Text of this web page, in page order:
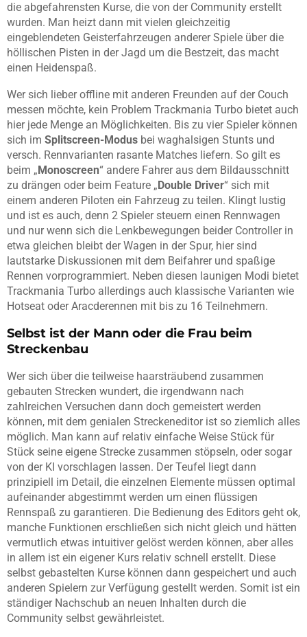
die abgefahrensten Kurse, die von der Community erstellt
wurden. Man heizt dann mit vielen gleichzeitig
eingeblendeten Geisterfahrzeugen anderer Spiele über die
höllischen Pisten in der Jagd um die Bestzeit, das macht
einen Heidenspaß.
Wer sich lieber offline mit anderen Freunden auf der Couch
messen möchte, kein Problem Trackmania Turbo bietet auch
hier jede Menge an Möglichkeiten. Bis zu vier Spieler können
sich im Splitscreen-Modus bei waghalsigen Stunts und
versch. Rennvarianten rasante Matches liefern. So gilt es
beim „ Monoscreen“ andere Fahrer aus dem Bildausschnitt
zu drängen oder beim Feature „ Double Driver“ sich mit
einem anderen Piloten ein Fahrzeug zu teilen. Klingt lustig
und ist es auch, denn 2 Spieler steuern einen Rennwagen
und nur wenn sich die Lenkbewegungen beider Controller in
etwa gleichen bleibt der Wagen in der Spur, hier sind
lautstarke Diskussionen mit dem Beifahrer und spaßige
Rennen vorprogrammiert. Neben diesen launigen Modi bietet
Trackmania Turbo allerdings auch klassische Varianten wie
Hotseat oder Aracderennen mit bis zu 16 Teilnehmern.
Selbst ist der Mann oder die Frau beim
Streckenbau
Wer sich über die teilweise haarsträubend zusammen
gebauten Strecken wundert, die irgendwann nach
zahlreichen Versuchen dann doch gemeistert werden
können, mit dem genialen Streckeneditor ist so ziemlich alles
möglich. Man kann auf relativ einfache Weise Stück für
Stück seine eigene Strecke zusammen stöpseln, oder sogar
von der KI vorschlagen lassen. Der Teufel liegt dann
prinzipiell im Detail, die einzelnen Elemente müssen optimal
aufeinander abgestimmt werden um einen flüssigen
Rennspaß zu garantieren. Die Bedienung des Editors geht ok,
manche Funktionen erschließen sich nicht gleich und hätten
vermutlich etwas intuitiver gelöst werden können, aber alles
in allem ist ein eigener Kurs relativ schnell erstellt. Diese
selbst gebastelten Kurse können dann gespeichert und auch
anderen Spielern zur Verfügung gestellt werden. Somit ist ein
ständiger Nachschub an neuen Inhalten durch die
Community selbst gewährleistet.